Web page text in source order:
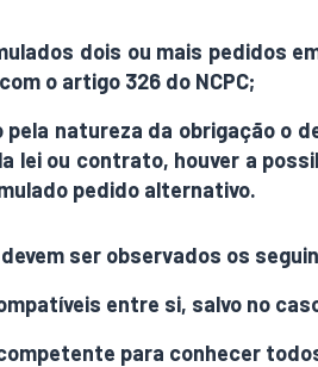
dois ou mais pedidos
o artigo 326 do NCPC;
pela natureza da obrigação o
lei ou contrato, houver a
pedido alternativo.
ser observados os
entre si, salvo no
para conhecer